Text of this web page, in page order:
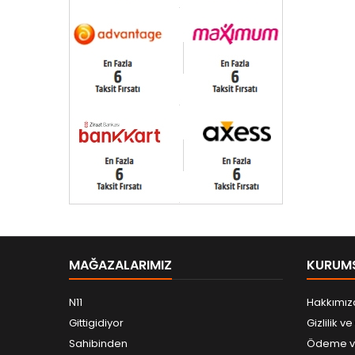
MAĞAZALARIMIZ
N11
Gittigidiyor
Sahibinden
Gizlilik
Ödeme